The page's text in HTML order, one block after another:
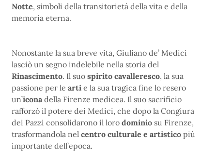
Notte, simboli della transitorietà della vita e della
memoria eterna.
Nonostante la sua breve vita, Giuliano de’ Medici
lasciò un segno indelebile nella storia del
Rinascimento. Il suo spirito cavalleresco, la sua
passione per le arti e la sua tragica fine lo resero
un’icona della Firenze medicea. Il suo sacrificio
rafforzò il potere dei Medici, che dopo la Congiura
dei Pazzi consolidarono il loro dominio su Firenze,
trasformandola nel centro culturale e artistico più
importante dell’epoca.